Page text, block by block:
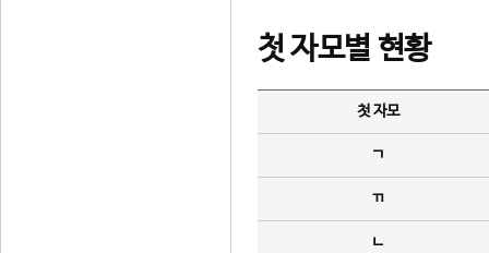
첫 자모별 현황
첫 자모
ㄱ
ㄲ
ㄴ